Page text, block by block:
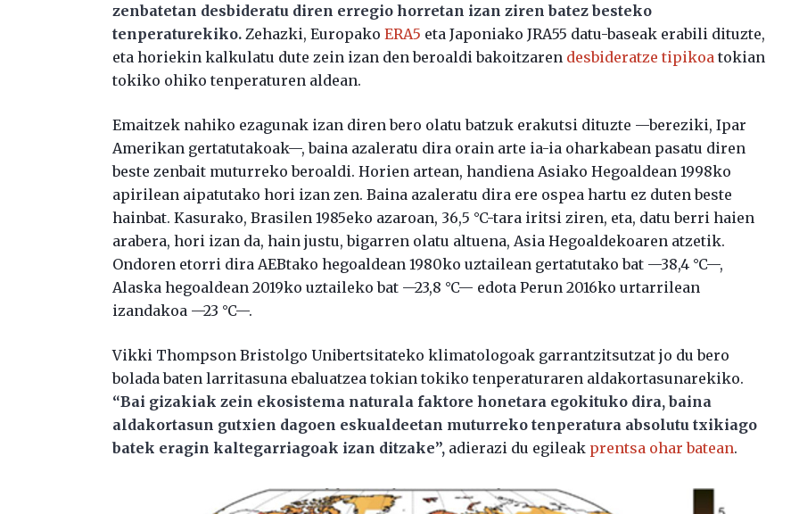
zenbatetan desbideratu diren erregio horretan izan ziren batez besteko
tenperaturekiko. Zehazki, EuropakoERA5 eta Japoniako JRA55 datu-baseak erabili dituzte,
eta horiekin kalkulatu dute zein izan den beroaldi bakoitzaren desbideratze tipikoa tokian
tokiko ohiko tenperaturen aldean.
Emaitzek nahiko ezagunak izan diren bero olatu batzuk erakutsi dituzte —bereziki, Ipar
Amerikan gertatutakoak—, baina azaleratu dira orain arte ia-ia oharkabean pasatu diren
beste zenbait muturreko beroaldi. Horien artean, handiena Asiako Hegoaldean 1998ko
apirilean aipatutako hori izan zen. Baina azaleratu dira ere ospea hartu ez duten beste
hainbat. Kasurako, Brasilen 1985eko azaroan, 36,5 °C-tara iritsi ziren, eta, datu berri haien
arabera, hori izan da, hain justu, bigarren olatu altuena, Asia Hegoaldekoaren atzetik.
Ondoren etorri dira AEBtako hegoaldean 1980ko uztailean gertatutako bat —38,4 °C—,
Alaska hegoaldean 2019ko uztaileko bat —23,8 °C— edota Perun 2016ko urtarrilean
izandakoa —23 °C—.
Vikki Thompson Bristolgo Unibertsitateko klimatologoak garrantzitsutzat jo du bero
bolada baten larritasuna ebaluatzea tokian tokiko tenperaturaren aldakortasunarekiko.
“Bai gizakiak zein ekosistema naturala faktore honetara egokituko dira, baina
aldakortasun gutxien dagoen eskualdeetan muturreko tenperatura absolutu txikiago
batek eragin kaltegarriagoak izan ditzake”, adierazi du egileak prentsa ohar batean.